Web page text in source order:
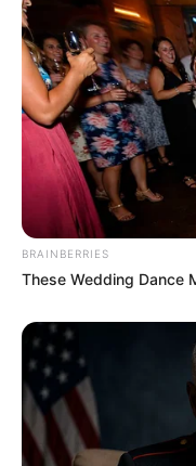
Biodata & Profil
Nama Lengkap: Bae
Nama Panggung:
Nama Panggilan: Sum
Posisi: Leader, Vocalist,
Tempat, Tanggal
Selatan, 13 Maret 2001
Kewarganegaraan:
Pendidikan: –
Agama: –
Zodiak: Pisces
BRAINBERRIES
These Wedding Dance